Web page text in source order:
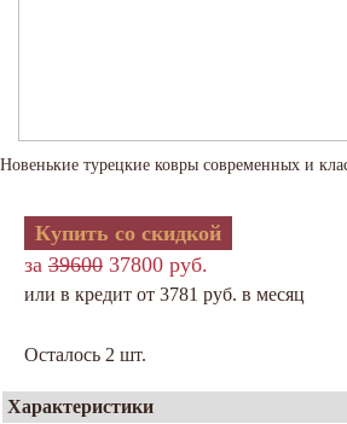
Новенькие турецкие ковры современных и
Купить со скидкой
за 39600 37800 руб.
или в кредит от 3781 руб. в месяц
Осталось 2 шт.
Характеристики